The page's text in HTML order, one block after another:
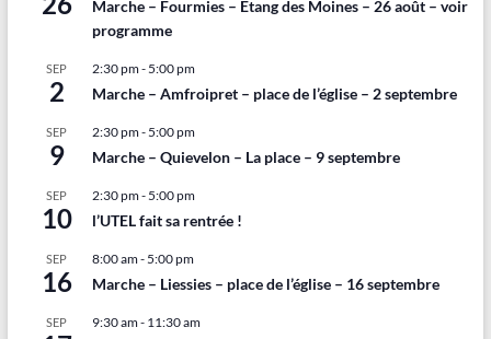
Marche – Fourmies – Etang des Moines – 26 août – voir
programme
SEP
2
2:30 pm- 5:00 pm
Marche – Amfroipret – place de l’église – 2 septembre
SEP
9
2:30 pm- 5:00 pm
Marche – Quievelon – La place – 9 septembre
SEP
10
2:30 pm- 5:00 pm
l’UTEL fait sa rentrée !
SEP
16
8:00 am- 5:00 pm
Marche – Liessies – place de l’église – 16 septembre
SEP 9:30 am- 11:30 am